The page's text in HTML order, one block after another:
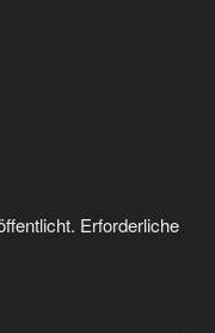
Erforderliche